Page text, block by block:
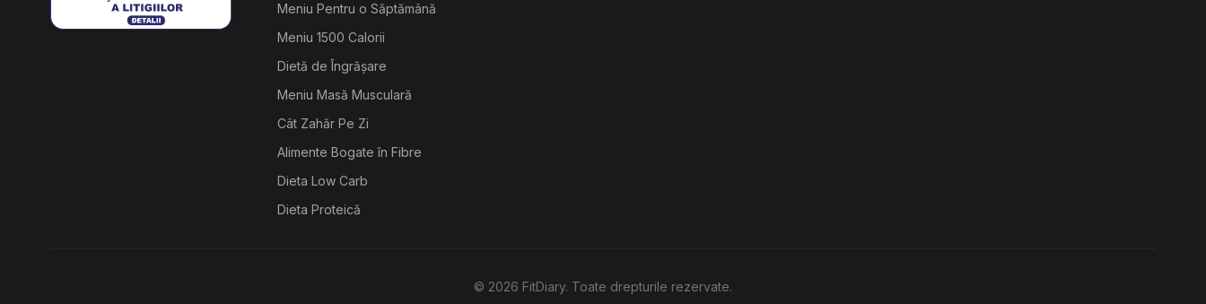
Meniu Pentru o Săptămână
Meniu 1500 Calorii
Dietă de Îngrășare
Meniu Masă Musculară
Cât Zahăr Pe Zi
Alimente Bogate în Fibre
Dieta Low Carb
Dieta Proteică
© 2026 FitDiary. Toate drepturile rezervate.